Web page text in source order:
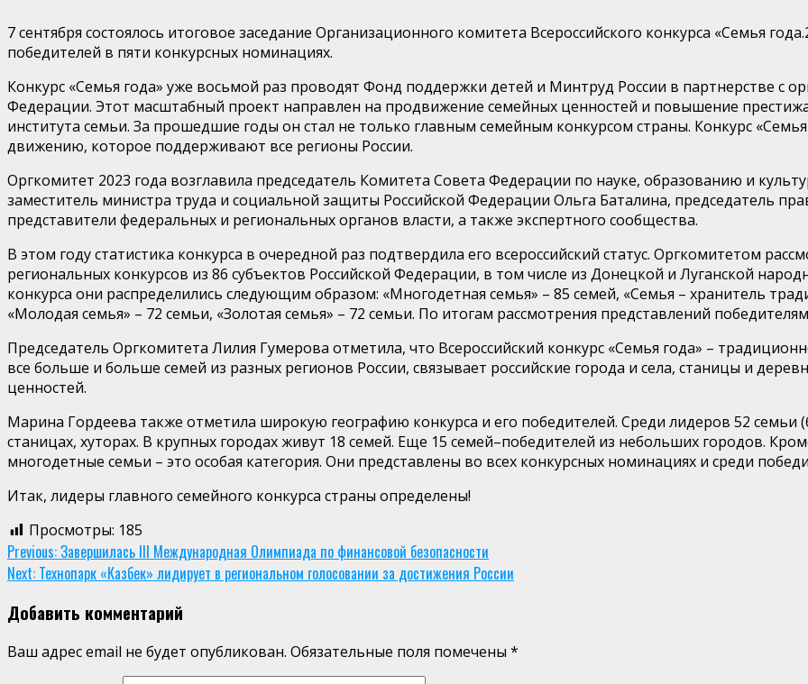
7 сентября состоялось итоговое заседание Организационного комитета Всероссийского конкурса «Семья
победителей в пяти конкурсных номинациях.
Конкурс «Семья года» уже восьмой раз проводят Фонд поддержки детей и Минтруд России в партнерстве с
Федерации. Этот масштабный проект направлен на продвижение семейных ценностей и повышение
института семьи. За прошедшие годы он стал не только главным семейным конкурсом страны. Конкурс
движению, которое поддерживают все регионы России.
Оргкомитет 2023 года возглавила председатель Комитета Совета Федерации по науке, образованию и
заместитель министра труда и социальной защиты Российской Федерации Ольга Баталина, председатель
представители федеральных и региональных органов власти, а также экспертного сообщества.
В этом году статистика конкурса в очередной раз подтвердила его всероссийский статус. Оргкомитетом
региональных конкурсов из 86 субъектов Российской Федерации, в том числе из Донецкой и Луганской
конкурса они распределились следующим образом: «Многодетная семья» – 85 семей, «Семья – хранитель
«Молодая семья» – 72 семьи, «Золотая семья» – 72 семьи. По итогам рассмотрения представлений
Председатель Оргкомитета Лилия Гумерова отметила, что Всероссийский конкурс «Семья года» –
все больше и больше семей из разных регионов России, связывает российские города и села, станицы и
ценностей.
Марина Гордеева также отметила широкую географию конкурса и его победителей. Среди лидеров 52 семьи
станицах, хуторах. В крупных городах живут 18 семей. Еще 15 семей–победителей из небольших городов.
многодетные семьи – это особая категория. Они представлены во всех конкурсных номинациях и среди
Итак, лидеры главного семейного конкурса страны определены!
Просмотры: 185
Continue
Reading
Previous:Завершилась III Международная Олимпиада по финансовой безопасности
Next: Технопарк «Казбек» лидирует в региональном голосовании за достижения России
Добавить комментарий
Ваш адрес email не будет опубликован. Обязательные поля помечены *